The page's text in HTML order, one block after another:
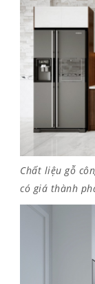
Chất liệu gỗ
có giá thành